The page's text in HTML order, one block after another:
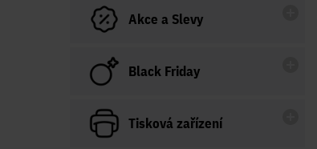
Akce a Slevy
Black Friday
Tisková zařízení